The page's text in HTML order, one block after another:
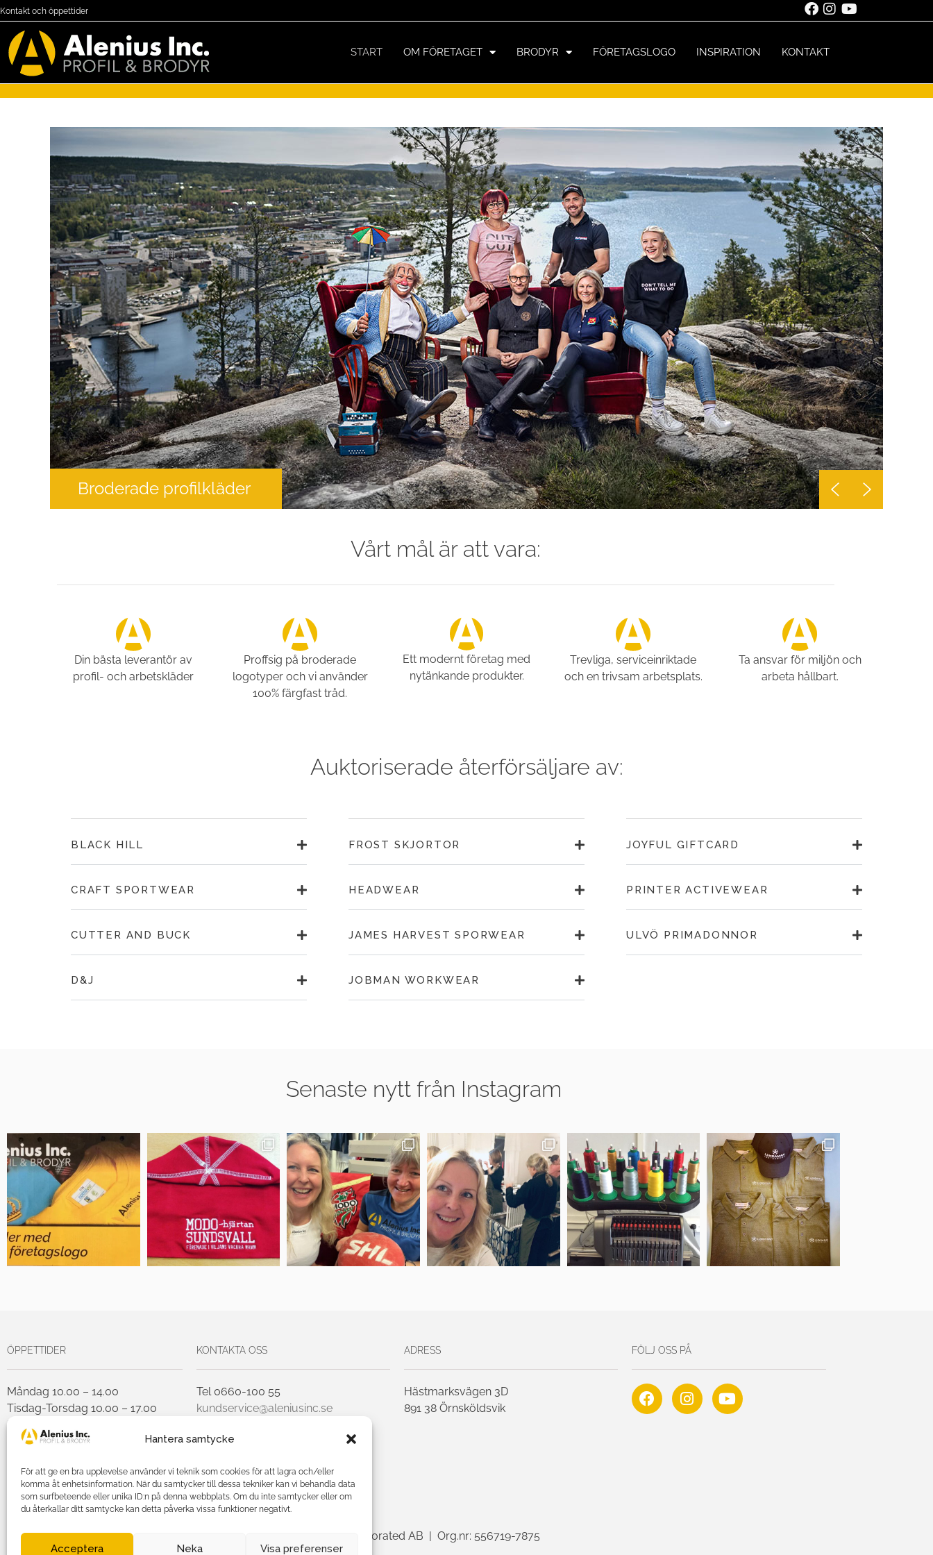
Hantera samtycke
För att ge en bra upplevelse använder vi teknik som cookies för att lagra och/eller
komma åt enhetsinformation. När du samtycker till dessa tekniker kan vi behandla data
som surfbeteende eller unika ID:n på denna webbplats. Om du inte samtycker eller om
du återkallar ditt samtycke kan detta påverka vissa funktioner negativt.
Acceptera Neka Visa preferenser
Kontakt och öppettider
START OM FÖRETAGET BRODYR FÖRETAGSLOGO INSPIRATION KONTAKT
Broderade profilkläder
Vårt mål är att vara:
Din bästa leverantör av
profil- och arbetskläder
Proffsig på broderade
logotyper och vi använder
100% färgfast tråd.
Ett modernt företag med
nytänkande produkter.
Trevliga, serviceinriktade
och en trivsam arbetsplats.
Ta ansvar för miljön och
arbeta hållbart.
Auktoriserade återförsäljare av:
BLACK HILL
CRAFT SPORTWEAR
CUTTER AND BUCK
D&J
FROST SKJORTOR
HEADWEAR
JAMES HARVEST SPORWEAR
JOBMAN WORKWEAR
JOYFUL GIFTCARD
PRINTER ACTIVEWEAR
ULVÖ PRIMADONNOR
Senaste nytt från Instagram
ÖPPETTIDER
Måndag 10.00 – 14.00
Tisdag-Torsdag 10.00 – 17.00
Fredag 10.00 – 14.00
13.00
KONTAKTA OSS
Tel 0660-100 55
kundservice@aleniusinc.se
ADRESS
Hästmarksvägen 3D
891 38 Örnsköldsvik
FÖLJ OSS PÅ
Agnetha Alenius Incorporated AB | Org.nr: 556719-7875